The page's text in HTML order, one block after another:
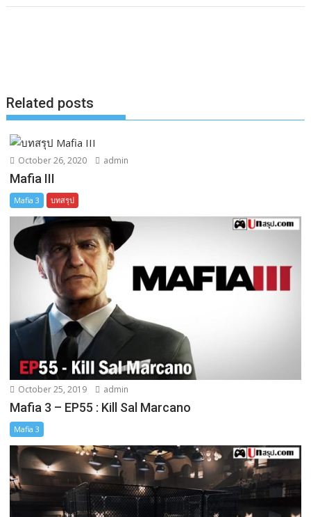
k
e
r
Related posts
October 26, 2020 admin
Mafia III
Mafia 3 บทสรุป
October 25, 2019 admin
Mafia 3 – EP55 : Kill Sal Marcano
Mafia 3